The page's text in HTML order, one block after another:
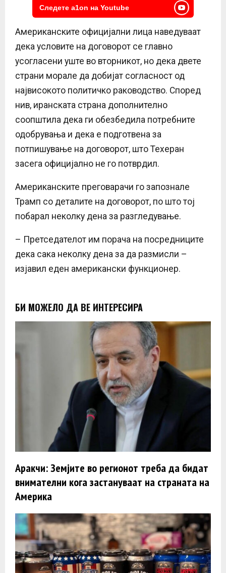
Следете a1on на Youtube
Американските официјални лица наведуваат
дека условите на договорот се главно
усогласени уште во вторникот, но дека двете
страни морале да добијат согласност од
највисокото политичко раководство. Според
нив, иранската страна дополнително
соопштила дека ги обезбедила потребните
одобрувања и дека е подготвена за
потпишување на договорот, што Техеран
засега официјално не го потврдил.
Американските преговарачи го запознале
Трамп со деталите на договорот, по што тој
побарал неколку дена за разгледување.
– Претседателот им порача на посредниците
дека сака неколку дена за да размисли –
изјавил еден американски функционер.
БИ МОЖЕЛО ДА ВЕ ИНТЕРЕСИРА
Аракчи: Земјите во регионот треба да бидат
внимателни кога застануваат на страната на
Америка